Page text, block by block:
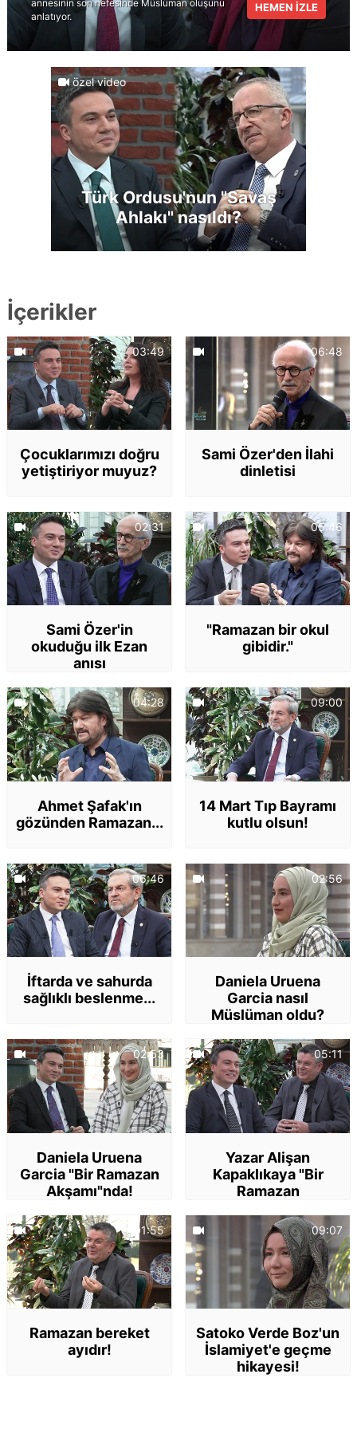
annesinin son nefesinde Müslüman oluşunu
anlatıyor.
HEMEN İZLE
Türk Ordusu'nun "Savaş
Ahlakı" nasıldı?
özel video
İçerikler
03:49
Çocuklarımızı doğru
yetiştiriyor muyuz?
06:48
Sami Özer'den İlahi
dinletisi
02:31
Sami Özer'in
okuduğu ilk Ezan
anısı
05:46
"Ramazan bir okul
gibidir."
04:28
Ahmet Şafak'ın
gözünden Ramazan...
09:00
14 Mart Tıp Bayramı
kutlu olsun!
06:46
İftarda ve sahurda
sağlıklı beslenme...
02:56
Daniela Uruena
Garcia nasıl
Müslüman oldu?
02:53
Daniela Uruena
Garcia "Bir Ramazan
Akşamı"nda!
05:11
Yazar Alişan
Kapaklıkaya "Bir
Ramazan
01:55
Ramazan bereket
ayıdır!
09:07
Satoko Verde Boz'un
İslamiyet'e geçme
hikayesi!